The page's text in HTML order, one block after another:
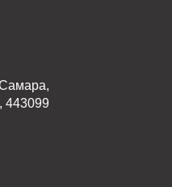
443099